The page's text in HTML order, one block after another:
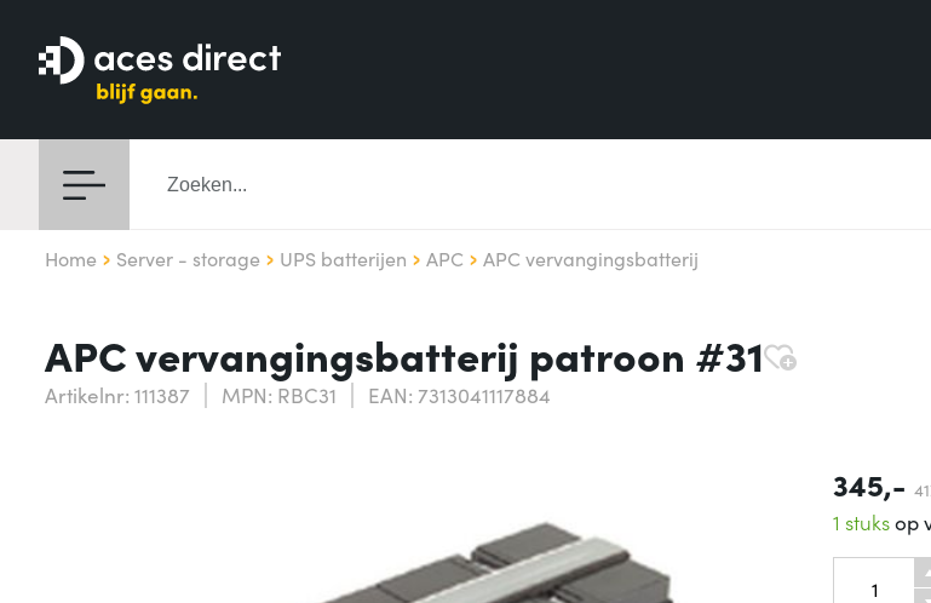
Home Server - storage UPS batterijen APC APC vervangingsbatterij
APC vervangingsbatterij patroon #31
Artikelnr: 111387 MPN: RBC31 EAN: 7313041117884
345,-
1 stuksop